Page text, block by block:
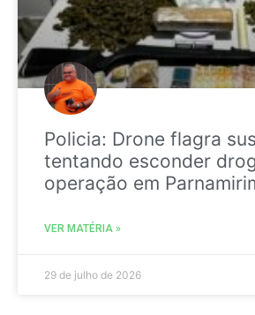
Policia: Drone flagra
tentando esconder
operação em
VER MATÉRIA »
29 de julho de 2026